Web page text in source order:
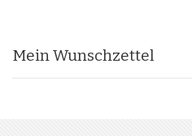
Mein Wunschzettel